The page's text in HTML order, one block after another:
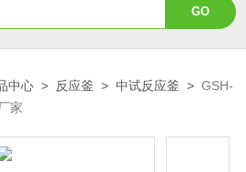
中心 > 反应釜 >中试反应釜 >GSH-
家